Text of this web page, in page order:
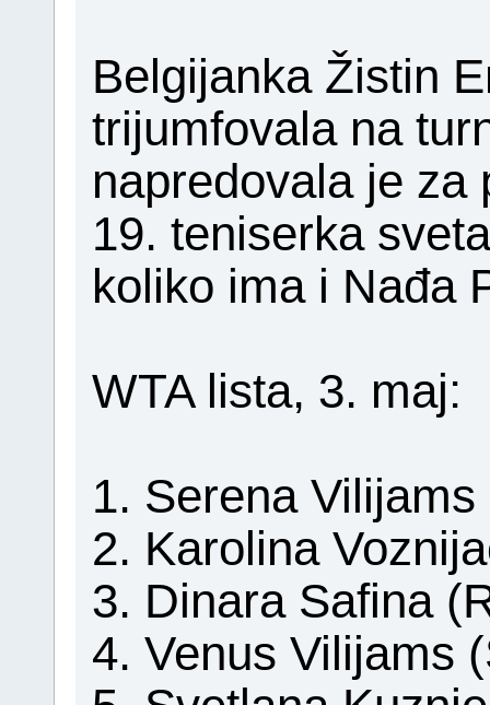
Belgijanka Žistin
trijumfovala na
napredovala je za
19. teniserka
koliko ima i Nađa
WTA lista, 3. maj:
1. Serena
2. Karolina
3. Dinara Safina
4. Venus Vilijams